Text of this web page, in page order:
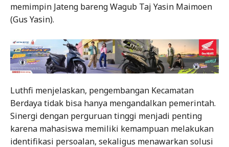
memimpin Jateng bareng Wagub Taj Yasin Maimoen
(Gus Yasin).
Luthfi menjelaskan, pengembangan Kecamatan
Berdaya tidak bisa hanya mengandalkan pemerintah.
Sinergi dengan perguruan tinggi menjadi penting
karena mahasiswa memiliki kemampuan melakukan
identifikasi persoalan, sekaligus menawarkan solusi